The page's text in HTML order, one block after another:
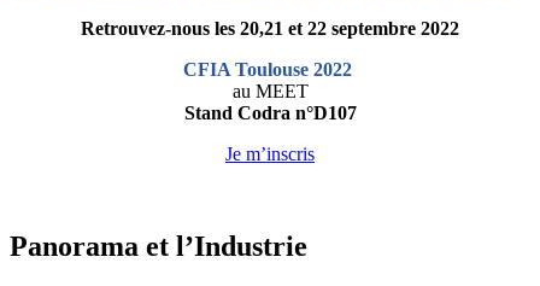
Retrouvez-nous les 20,21 et 22 septembre 2022
CFIA Toulouse 2022
au MEET
Stand Codra n°D107
Je m’inscris
Panorama et l’Industrie